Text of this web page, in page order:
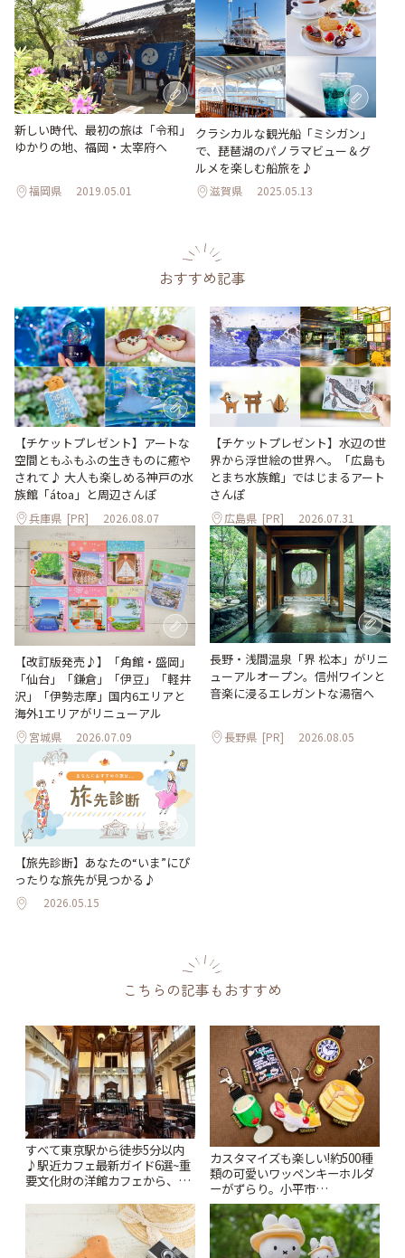
新しい時代、最初の旅は「令和」
ゆかりの地、福岡・太宰府へ
福岡県 2019.05.01
クラシカルな観光船「ミシガン」
で、琵琶湖のパノラマビュー＆グ
ルメを楽しむ船旅を♪
滋賀県 2025.05.13
おすすめ記事
【チケットプレゼント】アートな
空間ともふもふの生きものに癒や
されて♪ 大人も楽しめる神戸の水
族館「átoa」と周辺さんぽ
兵庫県 [PR] 2026.08.07
【チケットプレゼント】水辺の世
界から浮世絵の世界へ。「広島も
とまち水族館」ではじまるアート
さんぽ
広島県 [PR] 2026.07.31
【改訂版発売♪】「角館・盛岡」
「仙台」「鎌倉」「伊豆」「軽井
沢」「伊勢志摩」国内6エリアと
海外1エリアがリニューアル
宮城県 2026.07.09
長野・浅間温泉「界 松本」がリニ
ューアルオープン。信州ワインと
音楽に浸るエレガントな湯宿へ
長野県 [PR] 2026.08.05
【旅先診断】あなたの“いま”にぴ
ったりな旅先が見つかる♪
2026.05.15
こちらの記事もおすすめ
すべて東京駅から徒歩5分以内
♪駅近カフェ最新ガイド6選~重
要文化財の洋館カフェから、改
カスタマイズも楽しい!約500種
類の可愛いワッペンキーホルダ
ーがずらり。小平市
「Kimamaya T&K」 | ことりっ
ぷ